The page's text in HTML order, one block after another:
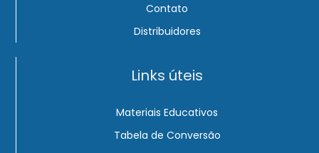
Contato
Distribuidores
Links úteis
Materiais Educativos
Tabela de Conversão